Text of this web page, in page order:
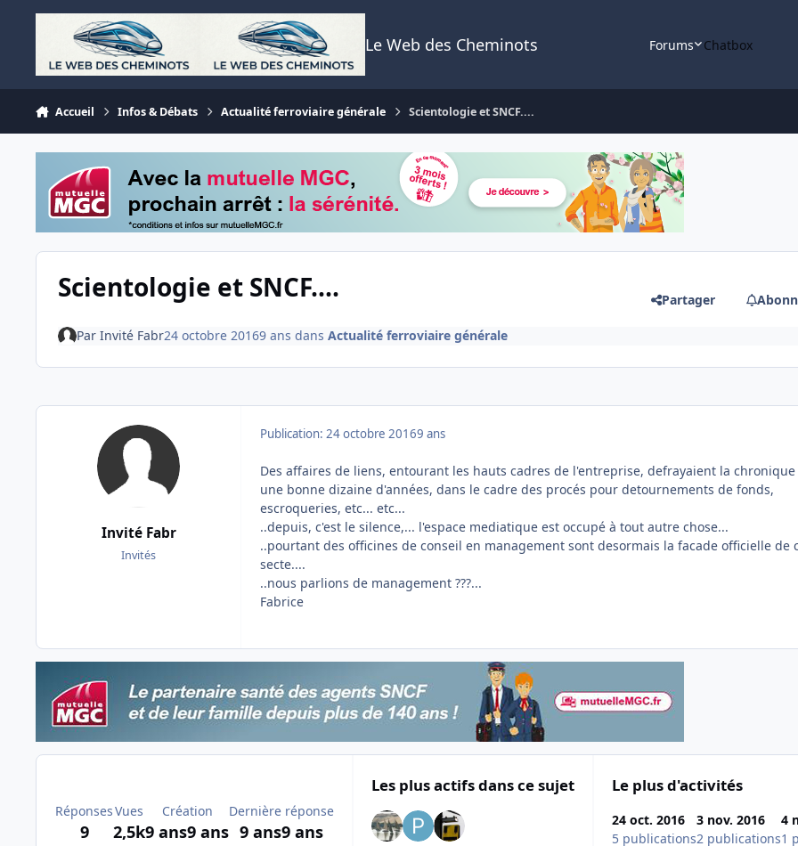
Aller au contenu
Le Web des Cheminots Forums Chatbox
Accueil Infos & Débats Actualité ferroviaire générale Scientologie et SNCF....
Scientologie et SNCF.... Partager
Par Invité Fabr24 octobre 20169 ans dans Actualité ferroviaire générale
Invité Fabr
Invités
Publication: 24 octobre 20169 ans
Des affaires de liens, entourant les hauts cadres de l'entreprise, defrayaient la chronique
une bonne dizaine d'années, dans le cadre des procés pour detournements de fonds,
escroqueries, etc... etc...
..depuis, c'est le silence,... l'espace mediatique est occupé à tout autre chose...
..pourtant des officines de conseil en management sont desormais la facade officielle de
secte....
..nous parlions de management ???...
Fabrice
Réponses
9
Vues
2,5k
Création
9 ans9 ans
Dernière réponse
9 ans9 ans
Les plus actifs dans ce sujet Le plus d'activités
24 oct. 2016
5 publications
3 nov. 2016
2 publications
4
1